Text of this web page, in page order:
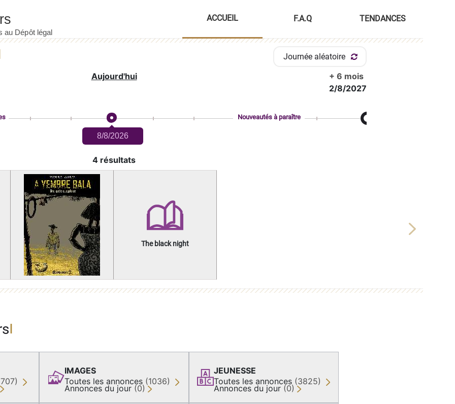
ACCUEIL F.A.Q TENDANCES
Journée aléatoire
Aujourd'hui
+ 6 mois
2/8/2027
8/8/2026
Nouveautés à paraître
4 résultats
The black night
Next
IMAGES
Toutes les annonces (1036)
Annonces du jour (0)
JEUNESSE
Toutes les annonces (3825)
Annonces du jour (0)